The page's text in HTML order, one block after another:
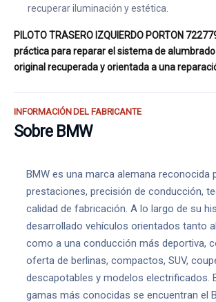
recuperar iluminación y estética.
PILOTO TRASERO IZQUIERDO PORTON
práctica para reparar el sistema de
original recuperada y orientada a una
INFORMACIÓN DEL FABRICANTE
Sobre BMW
BMW es una marca alemana reconocida
prestaciones, precisión de conducción,
calidad de fabricación. A lo largo de su
desarrollado vehículos orientados tanto
como a una conducción más deportiva,
oferta de berlinas, compactos, SUV,
descapotables y modelos electrificados.
gamas más conocidas se encuentran el